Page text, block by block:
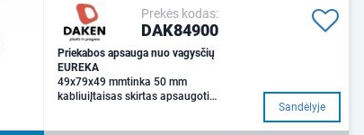
Prekės kodas:
DAK84900
Priekabos apsauga nuo vagysčių
EUREKA
49x79x49 mmtinka 50 mm
kabliuiĮtaisas skirtas apsaugoti
Sandėlyje